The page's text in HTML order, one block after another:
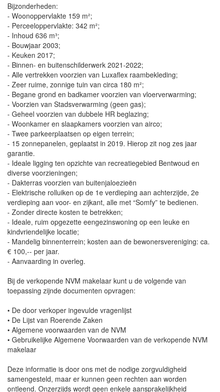
Bijzonderheden:
- Woonoppervlakte 159 m²;
- Perceeloppervlakte: 342 m²;
- Inhoud 636 m³;
- Bouwjaar 2003;
- Keuken 2017;
- Binnen- en buitenschilderwerk 2021-2022;
- Alle vertrekken voorzien van Luxaflex raambekleding;
- Zeer ruime, zonnige tuin van circa 180 m²;
- Begane grond en badkamer voorzien van vloerverwarming;
- Voorzien van Stadsverwarming (geen gas);
- Geheel voorzien van dubbele HR beglazing;
- Woonkamer en slaapkamers voorzien van airco;
- Twee parkeerplaatsen op eigen terrein;
- 15 zonnepanelen, geplaatst in 2019. Hierop zit nog zes jaar
garantie.
- Ideale ligging ten opzichte van recreatiegebied Bentwoud en
diverse voorzieningen;
- Dakterras voorzien van buitenjaloezieën
- Elektrische rolluiken op de 1e verdieping aan achterzijde, 2e
verdieping aan voor- en zijkant, alle met “Somfy” te bedienen.
- Zonder directe kosten te betrekken;
- Ideale, ruim opgezette eengezinswoning op een leuke en
kindvriendelijke locatie;
- Mandelig binnenterrein; kosten aan de bewonersvereniging: ca.
€ 100,-- per jaar.
- Aanvaarding in overleg.
Bij de verkopende NVM makelaar kunt u de volgende van
toepassing zijnde documenten opvragen:
• De door verkoper ingevulde vragenlijst
• De Lijst van Roerende Zaken
• Algemene voorwaarden van de NVM
• Gebruikelijke Algemene Voorwaarden van de verkopende NVM
makelaar
Deze informatie is door ons met de nodige zorgvuldigheid
samengesteld, maar er kunnen geen rechten aan worden
ontleend. Onzerzijds wordt geen enkele aansprakelijkheid